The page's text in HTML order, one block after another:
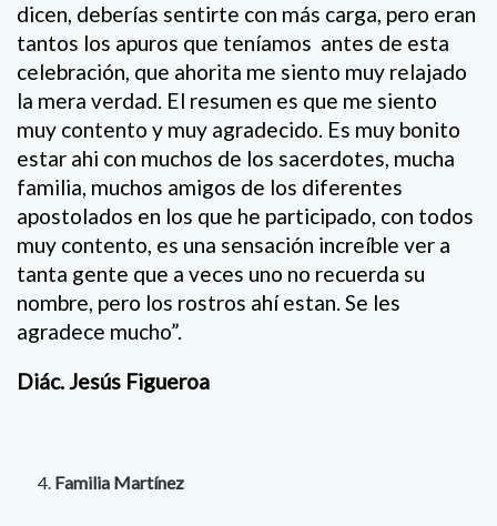
dicen, deberías sentirte con más carga, pero eran
tantos los apuros que teníamos antes de esta
celebración, que ahorita me siento muy relajado
la mera verdad. El resumen es que me siento
muy contento y muy agradecido. Es muy bonito
estar ahi con muchos de los sacerdotes, mucha
familia, muchos amigos de los diferentes
apostolados en los que he participado, con todos
muy contento, es una sensación increíble ver a
tanta gente que a veces uno no recuerda su
nombre, pero los rostros ahí estan. Se les
agradece mucho”.
Diác. Jesús Figueroa
Familia Martínez